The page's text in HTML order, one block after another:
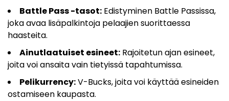
Battle Pass -tasot: Edistyminen Battle Passissa,
joka avaa lisäpalkintoja pelaajien suorittaessa
haasteita.
Ainutlaatuiset esineet: Rajoitetun ajan esineet,
joita voi ansaita vain tietyissä tapahtumissa.
Pelikurrency:V-Bucks, joita voi käyttää esineiden
ostamiseen kaupasta.